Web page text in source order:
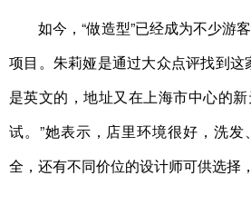
如今，“做造型”已经成为不少游
项目。朱莉娅是通过大众点评找到这
是英文的，地址又在上海市中心的
试。”她表示，店里环境很好，洗
全，还有不同价位的设计师可供选择